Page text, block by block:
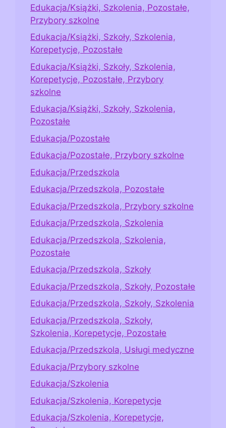
Edukacja/Książki, Szkolenia, Pozostałe,
Przybory szkolne
Edukacja/Książki, Szkoły, Szkolenia,
Korepetycje, Pozostałe
Edukacja/Książki, Szkoły, Szkolenia,
Korepetycje, Pozostałe, Przybory
szkolne
Edukacja/Książki, Szkoły, Szkolenia,
Pozostałe
Edukacja/Pozostałe
Edukacja/Pozostałe, Przybory szkolne
Edukacja/Przedszkola
Edukacja/Przedszkola, Pozostałe
Edukacja/Przedszkola, Przybory szkolne
Edukacja/Przedszkola, Szkolenia
Edukacja/Przedszkola, Szkolenia,
Pozostałe
Edukacja/Przedszkola, Szkoły
Edukacja/Przedszkola, Szkoły, Pozostałe
Edukacja/Przedszkola, Szkoły, Szkolenia
Edukacja/Przedszkola, Szkoły,
Szkolenia, Korepetycje, Pozostałe
Edukacja/Przedszkola, Usługi medyczne
Edukacja/Przybory szkolne
Edukacja/Szkolenia
Edukacja/Szkolenia, Korepetycje
Edukacja/Szkolenia, Korepetycje,